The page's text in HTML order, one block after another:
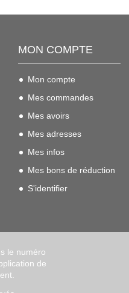
MON COMPTE
Mon compte
Mes commandes
Mes avoirs
Mes adresses
Mes infos
Mes bons de réduction
S'identifier
le numéro
de